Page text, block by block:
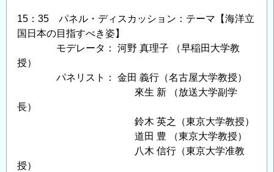
15：35 パネル・ディスカッション：テーマ【海洋立
国日本の目指すべき姿】
モデレータ： 河野 真理子 （早稲田大学教
授）
パネリスト： 金田 義行（名古屋大学教授）
來生 新 （放送大学副学
長）
鈴木 英之（東京大学教授）
道田 豊 （東京大学教授）
八木 信行（東京大学准教
授）